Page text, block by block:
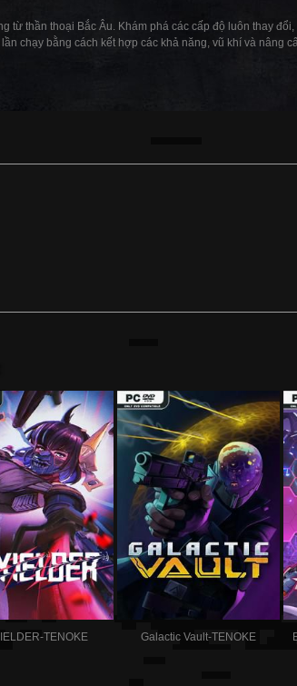
từ thần thoại Bắc Âu. Khám phá các cấp độ luôn thay
chạy bằng cách kết hợp các khả năng, vũ khí và nâng
TENOKE Galactic Vault-TENOKE